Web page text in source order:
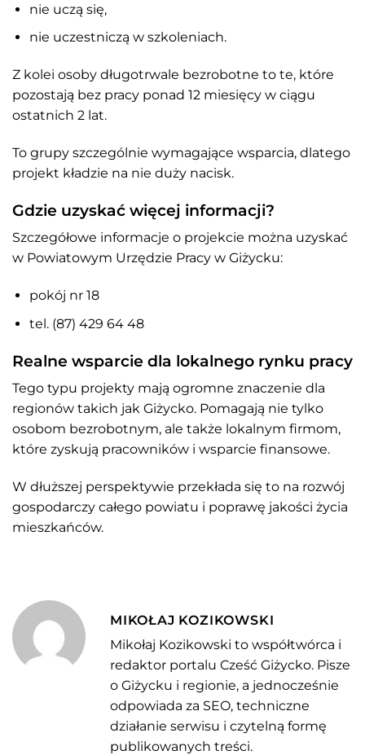
nie uczą się,
nie uczestniczą w szkoleniach.
Z kolei osoby długotrwale bezrobotne to te, które
pozostają bez pracy ponad 12 miesięcy w ciągu
ostatnich 2 lat.
To grupy szczególnie wymagające wsparcia, dlatego
projekt kładzie na nie duży nacisk.
Gdzie uzyskać więcej informacji?
Szczegółowe informacje o projekcie można uzyskać
w Powiatowym Urzędzie Pracy w Giżycku:
pokój nr 18
tel. (87) 429 64 48
Realne wsparcie dla lokalnego rynku pracy
Tego typu projekty mają ogromne znaczenie dla
regionów takich jak Giżycko. Pomagają nie tylko
osobom bezrobotnym, ale także lokalnym firmom,
które zyskują pracowników i wsparcie finansowe.
W dłuższej perspektywie przekłada się to na rozwój
gospodarczy całego powiatu i poprawę jakości życia
mieszkańców.
MIKOŁAJ KOZIKOWSKI
Mikołaj Kozikowski to współtwórca i
redaktor portalu Cześć Giżycko. Pisze
o Giżycku i regionie, a jednocześnie
odpowiada za SEO, techniczne
działanie serwisu i czytelną formę
publikowanych treści.